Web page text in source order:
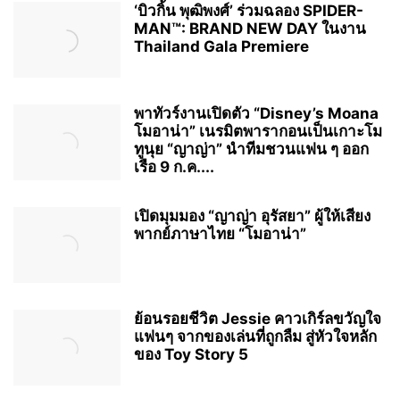
‘บิวกิ้น พุฒิพงศ์’ ร่วมฉลอง SPIDER-
MAN™: BRAND NEW DAY ในงาน
Thailand Gala Premiere
พาทัวร์งานเปิดตัว “Disney’s Moana
โมอาน่า” เนรมิตพารากอนเป็นเกาะโม
ทูนุย “ญาญ่า” นำทีมชวนแฟน ๆ ออก
เรือ 9 ก.ค....
เปิดมุมมอง “ญาญ่า อุรัสยา” ผู้ให้เสียง
พากย์ภาษาไทย “โมอาน่า”
ย้อนรอยชีวิต Jessie คาวเกิร์ลขวัญใจ
แฟนๆ จากของเล่นที่ถูกลืม สู่หัวใจหลัก
ของ Toy Story 5